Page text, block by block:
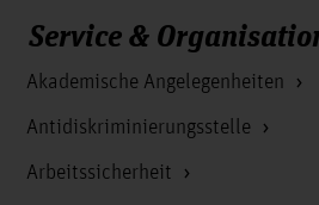
Service &
Akademische Angelegenheiten
Antidiskriminierungsstelle
Arbeitssicherheit